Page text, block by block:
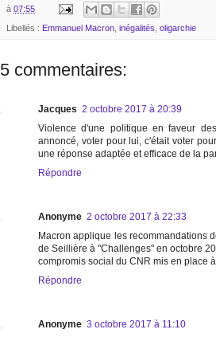
à 07:55
Libellés : Emmanuel Macron inégalités oligarchie
5 commentaires:
Jacques 2 octobre 2017 à 20:39
Violence d'une politique en faveur
annoncé, voter pour lui, c'était voter
une réponse adaptée et efficace de la
Répondre
Anonyme 2 octobre 2017 à 22:33
Macron applique les recommandations
de Seillière à "Challenges" en octobre
compromis social du CNR mis en place
Répondre
Anonyme 3 octobre 2017 à 11:10